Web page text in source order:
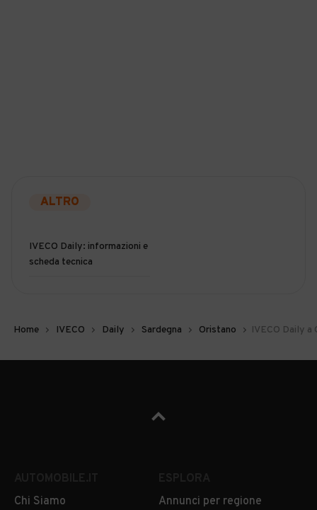
ALTRO
IVECO Daily: informazioni e
scheda tecnica
Home IVECO Daily Sardegna Oristano IVECO Daily a
Chi Siamo
Annunci per regione